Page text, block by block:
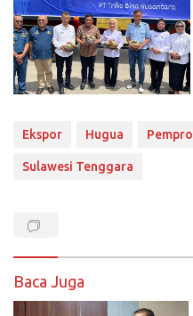
Ekspor Hugua
Sulawesi Tenggara
Baca Juga